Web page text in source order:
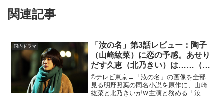
関連記事
国内ドラマ
「汝の名」第3話レビュー：陶子
（山崎紘菜）に恋の予感。あせり
だす久恵（北乃きい）は……（※
ストーリーネタバレあり）
©テレビ東京→「汝の名」の画像を全部
見る明野照葉の同名小説を原作に、山崎
紘菜と北乃きいがＷ主演と務める「汝の